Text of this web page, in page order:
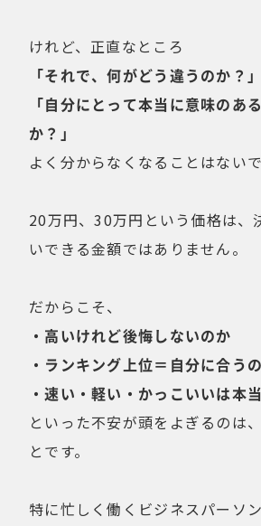
通勤距離・
けれど、正直なところ
「それで、何がどう違うのか？」
「自分にとって本当に意味のあ
か？」
よく分からなくなることはない
20万円、30万円という価格は、
いできる金額ではありません。
だからこそ、
・高いけれど後悔しないのか
・ランキング上位＝自分に合う
・速い・軽い・かっこいいは本
といった不安が頭をよぎるのは
とです。
特に忙しく働くビジネスパーソ